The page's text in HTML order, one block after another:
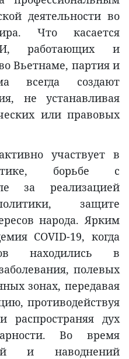
деятельности во
Что касается
работающих и
Вьетнаме, партия и
всегда создают
не устанавливая
или правовых
участвует в
борьбе с
за реализацией
защите
народа. Ярким
COVID-19, когда
находились в
полевых
зонах, передавая
противодействуя
распространяя дух
Во время
и наводнений